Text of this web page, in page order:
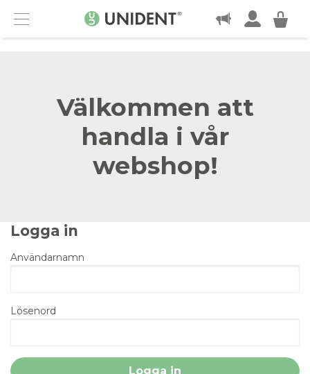
Menu
KONTAKT
Välkommen att
handla i vår
webshop!
Logga in
Användarnamn
Lösenord